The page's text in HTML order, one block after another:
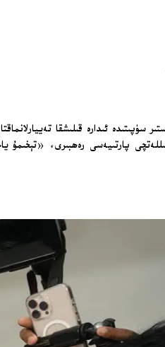
ئىدارە قىلىشقا تەييارلانماقتا